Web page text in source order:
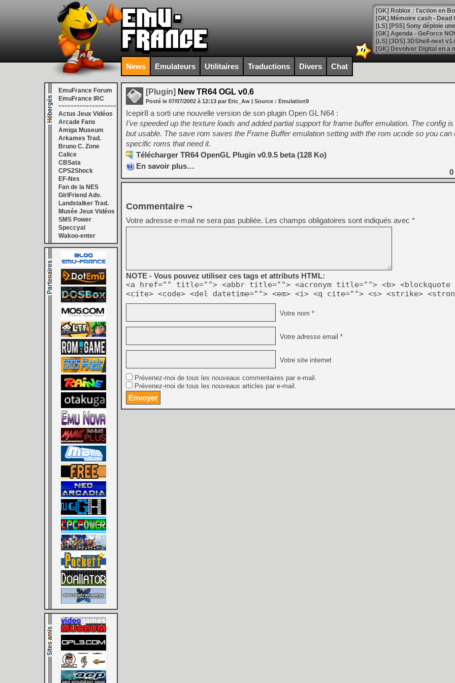
[GK] Roblox : l'action en
[GK] Agenda - GeForce
[GK] Devolver Digital en a
[LS] [PS5] ps5-y2jb-
[GK] Pourquoi Marvel
[GK] Test : Restory : Chill
[GK] GTA 6 : Rockstar
[GK] Hot Wheels Infinite
[GK] Mémoire cash -
[GK] Résultats Nintendo :
[GK] Déjà des
[Mo5] Brickboy cherche à
[GK] Minecraft et ses «
[GK] Beast of
[GK] Ubisoft : fin de partie
[GK] Mémoire cash -
[GK] Dan Houser (GTA)
[GK] Comment EA Sports
[GK] Crimson Moon : un
[GK] Isle of Reveries : le
[GK] Moonlighter 2 : The
[GK] Capcom relance
[Mo5] Deux inédits du
[GK] Le beat'em up The
[GK] Endless Legend 2 :
[LS] [PS5] Le WebKit
[GK] Oubliez Crazy Taxi,
[LS] [Switch] NSZ 5.0.0
[GK] Bethesda fête les 30
News Emulateurs Utilitaires Traductions Divers Chat
EmuFrance Forum
EmuFrance IRC
===================
Actus Jeux Vidéos
Arcade Fans
Amiga Museum
Arkames Trad.
Bruno C. Zone
Calice
CBSata
CPS2Shock
EF-Nes
Fan de la NES
GirlFriend Adv.
Landstalker Trad.
Musée Jeux Vidéos
SMS Power
Speccyal
Wakoo-enter
[Plugin] New TR64 OGL v0.6
Posté le 07/07/2002 à 12:13 par Eric_Aw | Source : Emulation9
Icepir8 a sorti une nouvelle version de son plugin Open GL N64 :
I’ve speeded up the texture loads and added partial support for frame buffer emulation. The config
but usable. The save rom saves the Frame Buffer emulation setting with the rom ucode so you can
specific roms that need it.
Télécharger TR64 OpenGL Plugin v0.9.5 beta (128 Ko)
En savoir plus…
0
Commentaire ¬
Votre adresse e-mail ne sera pas publiée. Les champs obligatoires sont indiqués avec *
NOTE - Vous pouvez utilisez ces tags et attributs HTML:
<a href="" title=""> <abbr title=""> <acronym title=""> <b> <blockquote
<cite> <code> <del datetime=""> <em> <i> <q cite=""> <s> <strike>
Votre nom *
Votre adresse email *
Votre site internet
Prévenez-moi de tous les nouveaux commentaires par e-mail.
Prévenez-moi de tous les nouveaux articles par e-mail.